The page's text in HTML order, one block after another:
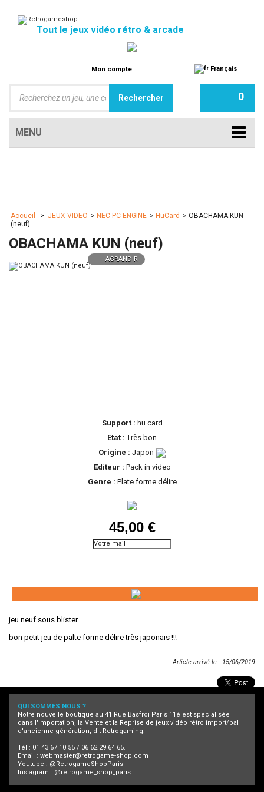
Tout le jeux vidéo rétro & arcade
Mon compte Français
0
MENU
Accueil > JEUX VIDEO > NEC PC ENGINE > HuCard > OBACHAMA KUN
(neuf)
OBACHAMA KUN (neuf)
AGRANDIR
Support : hu card
Etat :Très bon
Origine : Japon
Editeur : Pack in video
Genre : Plate forme délire
45,00 €
jeu neuf sous blister
bon petit jeu de palte forme délire très japonais !!!
Article arrivé le : 15/06/2019
QUI SOMMES NOUS ?
Notre nouvelle boutique au 41 Rue Basfroi Paris 11è est spécialisée
dans l'Importation, la Vente et la Reprise de jeux vidéo rétro import/pal
d'ancienne génération, dit Retrogaming.
Tél : 01 43 67 10 55 / 06 62 29 64 65.
Email : webmaster@retrogame-shop.com
Youtube : @RetrogameShopParis
Instagram : @retrogame_shop_paris